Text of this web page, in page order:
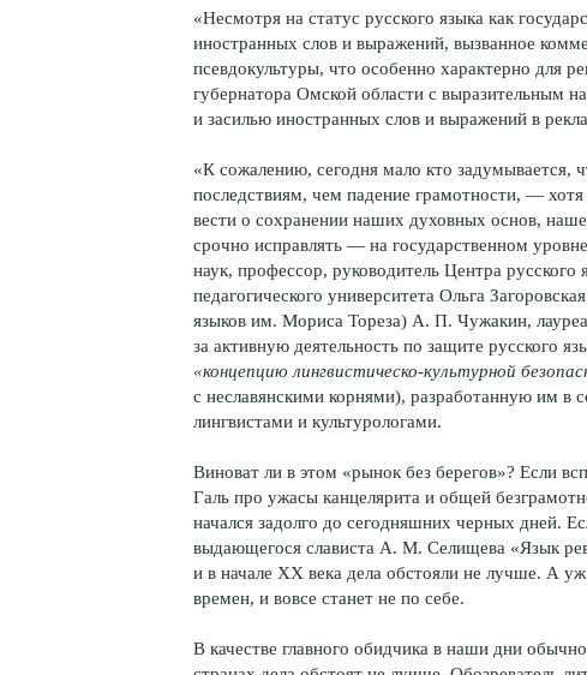
«Несмотря на статус русского языка как
иностранных слов и выражений, вызванное
псевдокультуры, что особенно характерно для
губернатора Омской области с выразительным
и засилью иностранных слов и выражений в
«К сожалению, сегодня мало кто задумывается,
последствиям, чем падение грамотности, —
вести о сохранении наших духовных основ,
срочно исправлять — на государственном
наук, профессор, руководитель Центра русского
педагогического университета Ольга
языков им. Мориса Тореза) А. П. Чужакин,
за активную деятельность по защите русского
«концепцию лингвистическо-культурной
с неславянскими корнями), разработанную им в
лингвистами и культурологами.
Виноват ли в этом «рынок без берегов»? Если
Галь про ужасы канцелярита и общей
начался задолго до сегодняшних черных дней.
выдающегося слависта А. М. Селищева «Язык
и в начале XX века дела обстояли не лучше. А
времен, и вовсе станет не по себе.
В качестве главного обидчика в наши дни